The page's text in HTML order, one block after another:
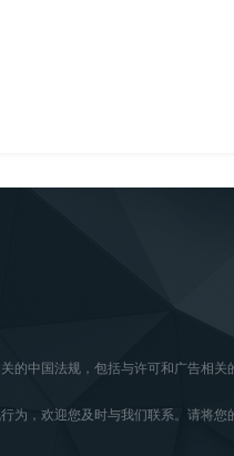
的中国法规，包括与许可和广告相
为，欢迎您及时与我们联系。请将